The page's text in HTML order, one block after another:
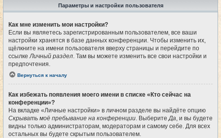
Параметры и настройки пользователя
Как мне изменить мои настройки?
Если вы являетесь зарегистрированным пользователем, все ваши
настройки хранятся в базе данных конференции. Чтобы изменить их,
щёлкните на имени пользователя вверху страницы и перейдите по
ссылкеЛичный раздел. Там вы можете изменить все свои настройки и
предпочтения.
Вернуться к началу
Как избежать появления моего имени в списке «Кто сейчас на
конференции»?
На вкладке «Личные настройки» в личном разделе вы найдёте опцию
Скрывать моё пребывание на конференции. ВыберитеДа, и вы будете
видны только администраторам, модераторам и самому себе. Для всех
остальных вы будете скрытым пользователем.